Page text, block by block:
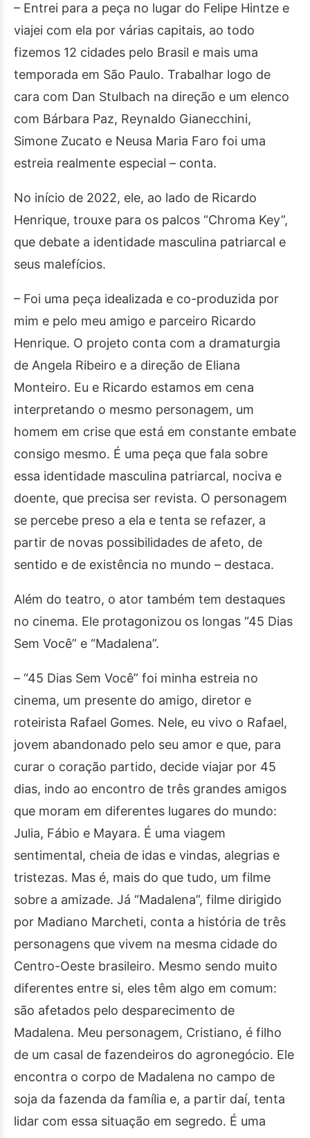
– Entrei para a peça no lugar do Felipe Hintze e
viajei com ela por várias capitais, ao todo
fizemos 12 cidades pelo Brasil e mais uma
temporada em São Paulo. Trabalhar logo de
cara com Dan Stulbach na direção e um elenco
com Bárbara Paz, Reynaldo Gianecchini,
Simone Zucato e Neusa Maria Faro foi uma
estreia realmente especial – conta.
No início de 2022, ele, ao lado de Ricardo
Henrique, trouxe para os palcos “Chroma Key”,
que debate a identidade masculina patriarcal e
seus malefícios.
– Foi uma peça idealizada e co-produzida por
mim e pelo meu amigo e parceiro Ricardo
Henrique. O projeto conta com a dramaturgia
de Angela Ribeiro e a direção de Eliana
Monteiro. Eu e Ricardo estamos em cena
interpretando o mesmo personagem, um
homem em crise que está em constante embate
consigo mesmo. É uma peça que fala sobre
essa identidade masculina patriarcal, nociva e
doente, que precisa ser revista. O personagem
se percebe preso a ela e tenta se refazer, a
partir de novas possibilidades de afeto, de
sentido e de existência no mundo – destaca.
Além do teatro, o ator também tem destaques
no cinema. Ele protagonizou os longas “45 Dias
Sem Você” e “Madalena”.
– “45 Dias Sem Você” foi minha estreia no
cinema, um presente do amigo, diretor e
roteirista Rafael Gomes. Nele, eu vivo o Rafael,
jovem abandonado pelo seu amor e que, para
curar o coração partido, decide viajar por 45
dias, indo ao encontro de três grandes amigos
que moram em diferentes lugares do mundo:
Julia, Fábio e Mayara. É uma viagem
sentimental, cheia de idas e vindas, alegrias e
tristezas. Mas é, mais do que tudo, um filme
sobre a amizade. Já “Madalena”, filme dirigido
por Madiano Marcheti, conta a história de três
personagens que vivem na mesma cidade do
Centro-Oeste brasileiro. Mesmo sendo muito
diferentes entre si, eles têm algo em comum:
são afetados pelo desparecimento de
Madalena. Meu personagem, Cristiano, é filho
de um casal de fazendeiros do agronegócio. Ele
encontra o corpo de Madalena no campo de
soja da fazenda da família e, a partir daí, tenta
lidar com essa situação em segredo. É uma